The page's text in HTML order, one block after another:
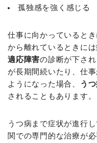
孤独感を強く感じる
仕事に向かっていると
から離れているときに
適応障害の診断が下さ
が長期間続いたり、仕
ようになった場合、
う
されることもあります。
うつ病まで症状が進行
関での専門的な治療が